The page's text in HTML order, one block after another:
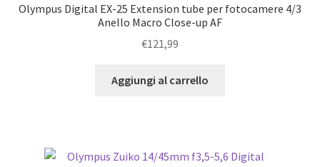
Olympus Digital EX-25 Extension tube per fotocamere 4/3
Anello Macro Close-up AF
€121,99
Aggiungi al carrello